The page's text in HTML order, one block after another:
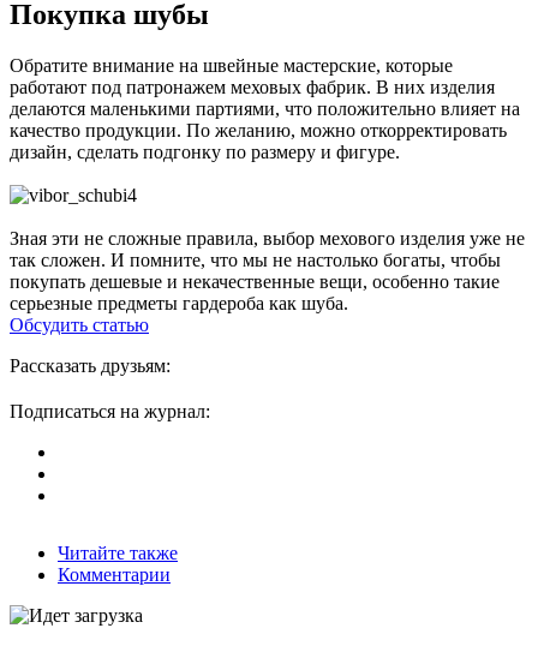
Покупка шубы
Обратите внимание на швейные мастерские, которые
работают под патронажем меховых фабрик. В них изделия
делаются маленькими партиями, что положительно влияет на
качество продукции. По желанию, можно откорректировать
дизайн, сделать подгонку по размеру и фигуре.
Зная эти не сложные правила, выбор мехового изделия уже не
так сложен. И помните, что мы не настолько богаты, чтобы
покупать дешевые и некачественные вещи, особенно такие
серьезные предметы гардероба как шуба.
Обсудить статью
Рассказать друзьям:
Подписаться на журнал:
Читайте также
Комментарии